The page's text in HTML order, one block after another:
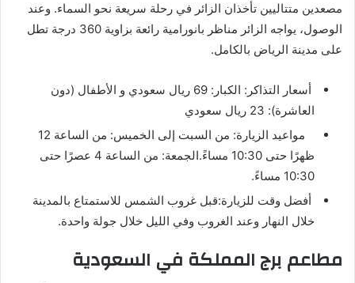
مصعدين متتاليين تأخذان الزائر في رحلة سريعة نحو السماء. وعند
الوصول، يواجه الزائر مناظر بانورامية رائعة بزاوية 360 درجة تطل
على مدينة الرياض بالكامل.
أسعار التذاكر: الكبار: 69 ريال سعودي و الأطفال (دون
العاشرة): 23 ريال سعودي
مواعيد الزيارة: من السبت إلى الخميس: من الساعة 12
ظهرًا حتى 10:30 مساءً.الجمعة: من الساعة 4 عصرًا حتى
10:30 مساءً.
أفضل وقت للزيارة:قبل غروب الشمس للاستمتاع بالمدينة
خلال النهار وعند الغروب وفي الليل خلال جولة واحدة.
مطاعم برج المملكة في السعودية